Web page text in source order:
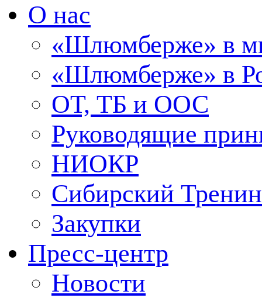
О нас
«Шлюмберже» в
«Шлюмберже» в
ОТ, ТБ и ООС
Руководящие
НИОКР
Сибирский
Закупки
Пресс-центр
Новости